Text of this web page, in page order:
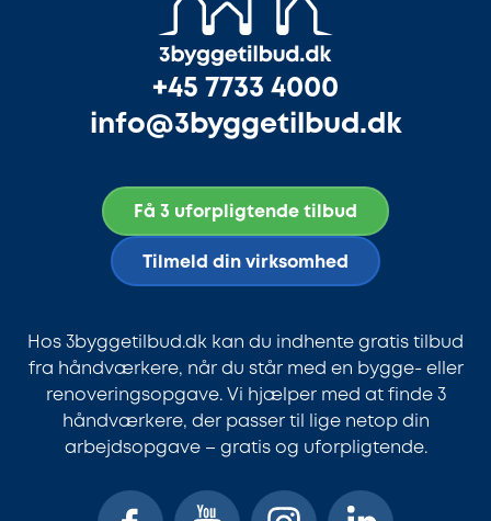
+45 7733 4000
info@3byggetilbud.dk
Få 3 uforpligtende tilbud
Tilmeld din virksomhed
Hos 3byggetilbud.dk kan du indhente gratis tilbud
fra håndværkere, når du står med en bygge- eller
renoveringsopgave. Vi hjælper med at finde 3
håndværkere, der passer til lige netop din
arbejdsopgave – gratis og uforpligtende.